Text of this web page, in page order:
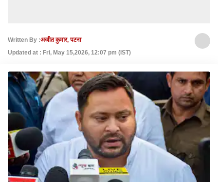
Written By :अजीत कुमार, पटना
Updated at : Fri, May 15,2026, 12:07 pm (IST)